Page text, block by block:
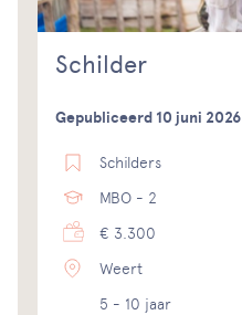
Schilder
Gepubliceerd 10 juni 2026
Schilders
MBO - 2
€ 3.300
Weert
5 - 10 jaar